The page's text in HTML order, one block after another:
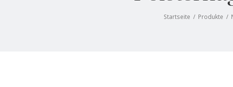
Startseite / Produkte /